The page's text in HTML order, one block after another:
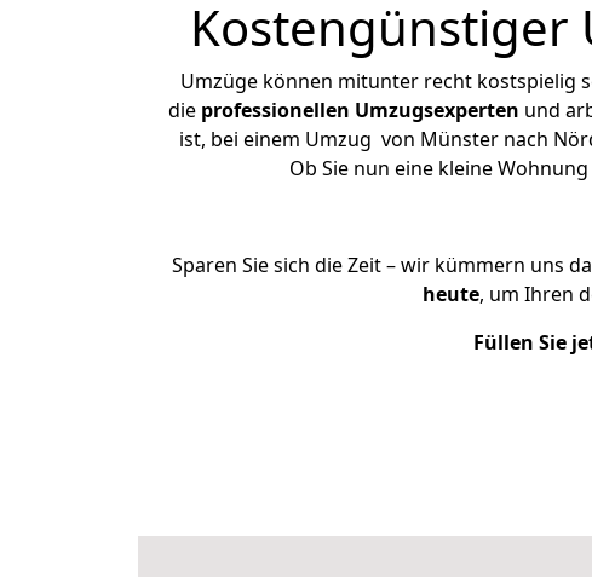
Kostengünstiger
Umzüge können mitunter recht kostspielig
die professionellen Umzugsexperten und
ist, bei einem Umzug von Münster nach
Ob Sie nun eine kleine
Sparen Sie sich die Zeit – wir kümmern uns
heute, um Ihren
Füllen Sie